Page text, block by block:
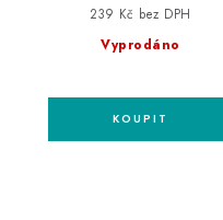
Vyprodáno
239 Kč bez DPH